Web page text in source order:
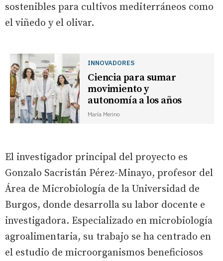
sostenibles para cultivos mediterráneos como
el viñedo y el olivar.
INNOVADORES
Ciencia para sumar
movimiento y
autonomía a los años
María Merino
El investigador principal del proyecto es
Gonzalo Sacristán Pérez-Minayo, profesor del
Área de Microbiología de la Universidad de
Burgos, donde desarrolla su labor docente e
investigadora. Especializado en microbiología
agroalimentaria, su trabajo se ha centrado en
el estudio de microorganismos beneficiosos